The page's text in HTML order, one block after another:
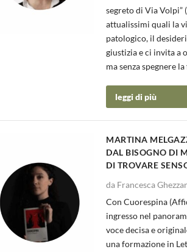
segreto di Via
attualissimi quali la
patologico, il
giustizia e ci invita a
ma senza spegnere
leggi di più
MARTINA
DAL BISOGNO DI
DI TROVARE
da Francesca
Con Cuorespina
ingresso nel
voce decisa e
una formazione in